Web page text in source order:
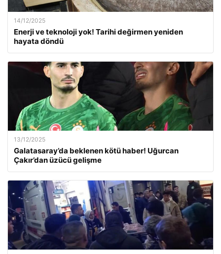
14/12/2025
Enerji ve teknoloji yok! Tarihi değirmen yeniden
hayata döndü
13/12/2025
Galatasaray’da beklenen kötü haber! Uğurcan
Çakır’dan üzücü gelişme